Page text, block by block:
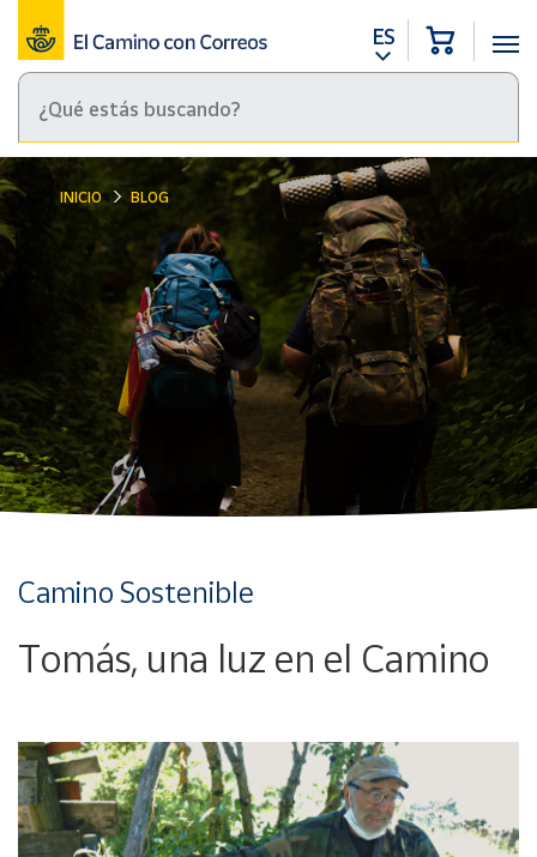
ES
INICIO BLOG
Camino Sostenible
Tomás, una luz en el Camino